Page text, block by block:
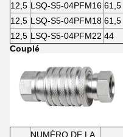
12,5 LSQ-S5-04PFM16 61,5
12,5 LSQ-S5-04PFM18 61,5
12,5 LSQ-S5-04PFM22 44
Couplé
NUMÉRO DE LA